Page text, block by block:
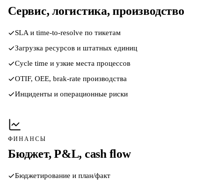
Сервис, логистика, производство
SLA и time-to-resolve по тикетам
Загрузка ресурсов и штатных единиц
Cycle time и узкие места процессов
OTIF, OEE, brak-rate производства
Инциденты и операционные риски
ФИНАНСЫ
Бюджет, P&L, cash flow
Бюджетирование и план/факт